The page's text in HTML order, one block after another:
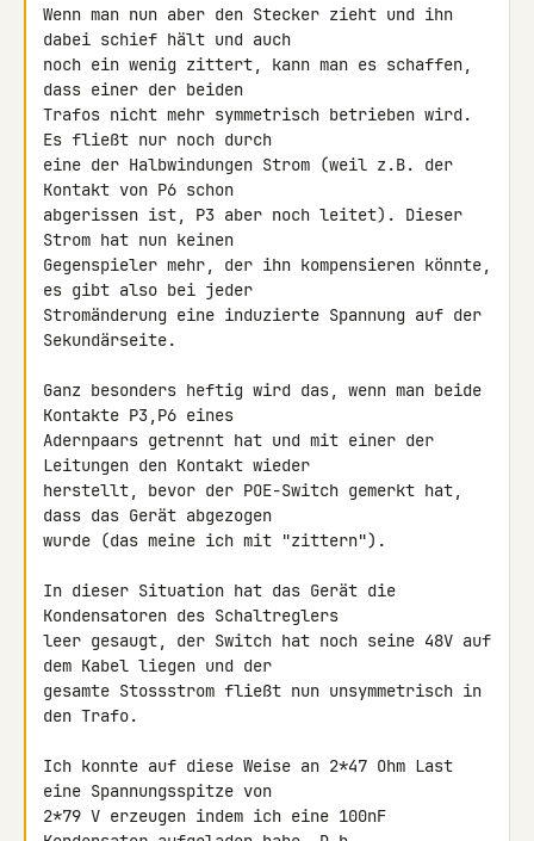
Wenn man nun aber den Stecker zieht und ihn
dabei schief hält und auch
noch ein wenig zittert, kann man es schaffen,
dass einer der beiden
Trafos nicht mehr symmetrisch betrieben wird.
Es fließt nur noch durch
eine der Halbwindungen Strom (weil z.B. der
Kontakt von P6 schon
abgerissen ist, P3 aber noch leitet). Dieser
Strom hat nun keinen
Gegenspieler mehr, der ihn kompensieren könnte,
es gibt also bei jeder
Stromänderung eine induzierte Spannung auf der
Sekundärseite.
Ganz besonders heftig wird das, wenn man beide
Kontakte P3,P6 eines
Adernpaars getrennt hat und mit einer der
Leitungen den Kontakt wieder
herstellt, bevor der POE-Switch gemerkt hat,
dass das Gerät abgezogen
wurde (das meine ich mit "zittern").
In dieser Situation hat das Gerät die
Kondensatoren des Schaltreglers
leer gesaugt, der Switch hat noch seine 48V auf
dem Kabel liegen und der
gesamte Stossstrom fließt nun unsymmetrisch in
den Trafo.
Ich konnte auf diese Weise an 2*47 Ohm Last
eine Spannungsspitze von
2*79 V erzeugen indem ich eine 100nF